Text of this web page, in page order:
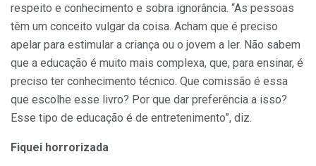
respeito e conhecimento e sobra ignorância. “As pessoas
têm um conceito vulgar da coisa. Acham que é preciso
apelar para estimular a criança ou o jovem a ler. Não sabem
que a educação é muito mais complexa, que, para ensinar, é
preciso ter conhecimento técnico. Que comissão é essa
que escolhe esse livro? Por que dar preferência a isso?
Esse tipo de educação é de entretenimento”, diz.
Fiquei horrorizada